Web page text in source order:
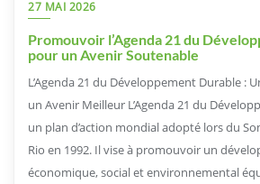
27 MAI 2026
Promouvoir l’Agenda 21 du
pour un Avenir Soutenable
L’Agenda 21 du Développement Durable :
un Avenir Meilleur L’Agenda 21 du
un plan d’action mondial adopté lors du
Rio en 1992. Il vise à promouvoir un
économique, social et environnemental